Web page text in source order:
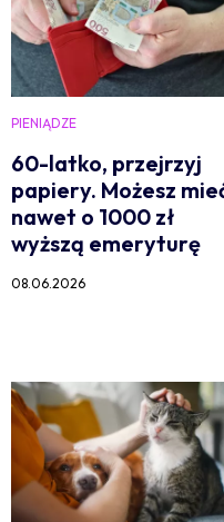
PIENIĄDZE
60-latko, przejrzyj
papiery. Możesz
nawet o 1000 zł
wyższą emeryturę
08.06.2026